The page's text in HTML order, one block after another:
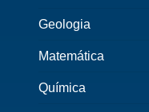
Geologia
Matemática
Química